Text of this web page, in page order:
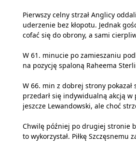
Pierwszy celny strzał Anglicy
uderzenie bez kłopotu. Jednak
cofać się do obrony, a sami
W 61. minucie po zamieszaniu
na pozycję spaloną Raheema
W 66. min z dobrej strony
przedarł się indywidualną akcją w
jeszcze Lewandowski, ale choć
Chwilę później po drugiej stronie
to wykorzystał. Piłkę Szczęsnemu